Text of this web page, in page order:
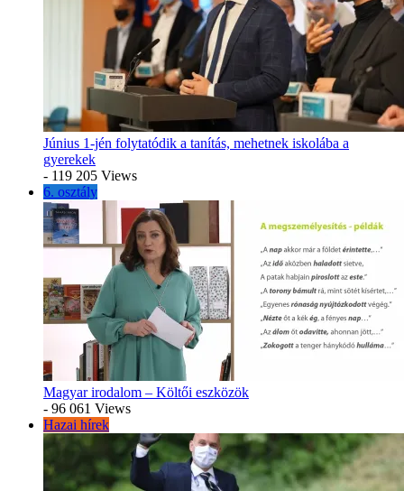
Június 1-jén folytatódik a tanítás, mehetnek iskolába a
gyerekek
- 119 205 Views
6. osztály
Magyar irodalom – Költői eszközök
- 96 061 Views
Hazai hírek